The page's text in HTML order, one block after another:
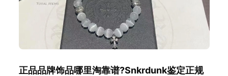
正品品牌饰品哪里淘靠谱?Snkrdunk鉴定正规